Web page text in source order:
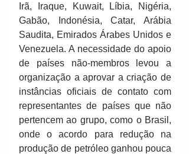
Irã, Iraque, Kuwait, Líbia, Nigéria,
Gabão, Indonésia, Catar, Arábia
Saudita, Emirados Árabes Unidos e
Venezuela. A necessidade do apoio
de países não-membros levou a
organização a aprovar a criação de
instâncias oficiais de contato com
representantes de países que não
pertencem ao grupo, como o Brasil,
onde o acordo para redução na
produção de petróleo ganhou pouca